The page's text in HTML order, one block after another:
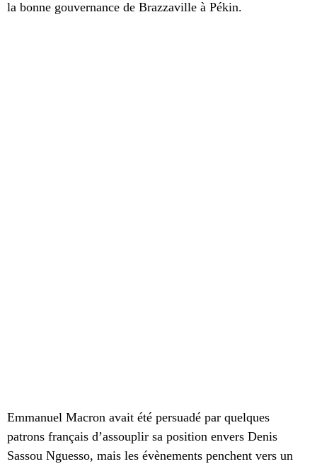
la bonne gouvernance de Brazzaville à Pékin.
Emmanuel Macron avait été persuadé par quelques
patrons français d’assouplir sa position envers Denis
Sassou Nguesso, mais les évènements penchent vers un